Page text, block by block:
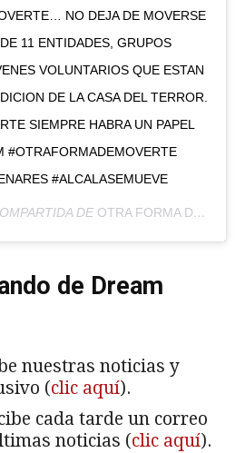
NO DEJA DE MOVERSE
11 ENTIDADES, GRUPOS
VOLUNTARIOS QUE ESTAN
DE LA CASA DEL TERROR.
SIEMPRE HABRA UN PAPEL
#OTRAFORMADEMOVERTE
#ALCALASEMUEVE
DE OTRA FORMA DE MOVERTE
de Dream
nuestras noticias y
(clic aquí).
cada tarde un correo
noticias (clic aquí).